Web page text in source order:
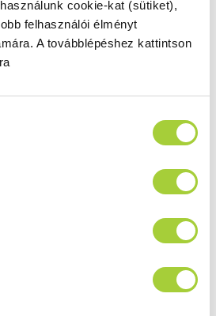
cookie-kat (sütiket),
felhasználói élményt
A továbblépéshez kattintson
120x100
Tálcaszín